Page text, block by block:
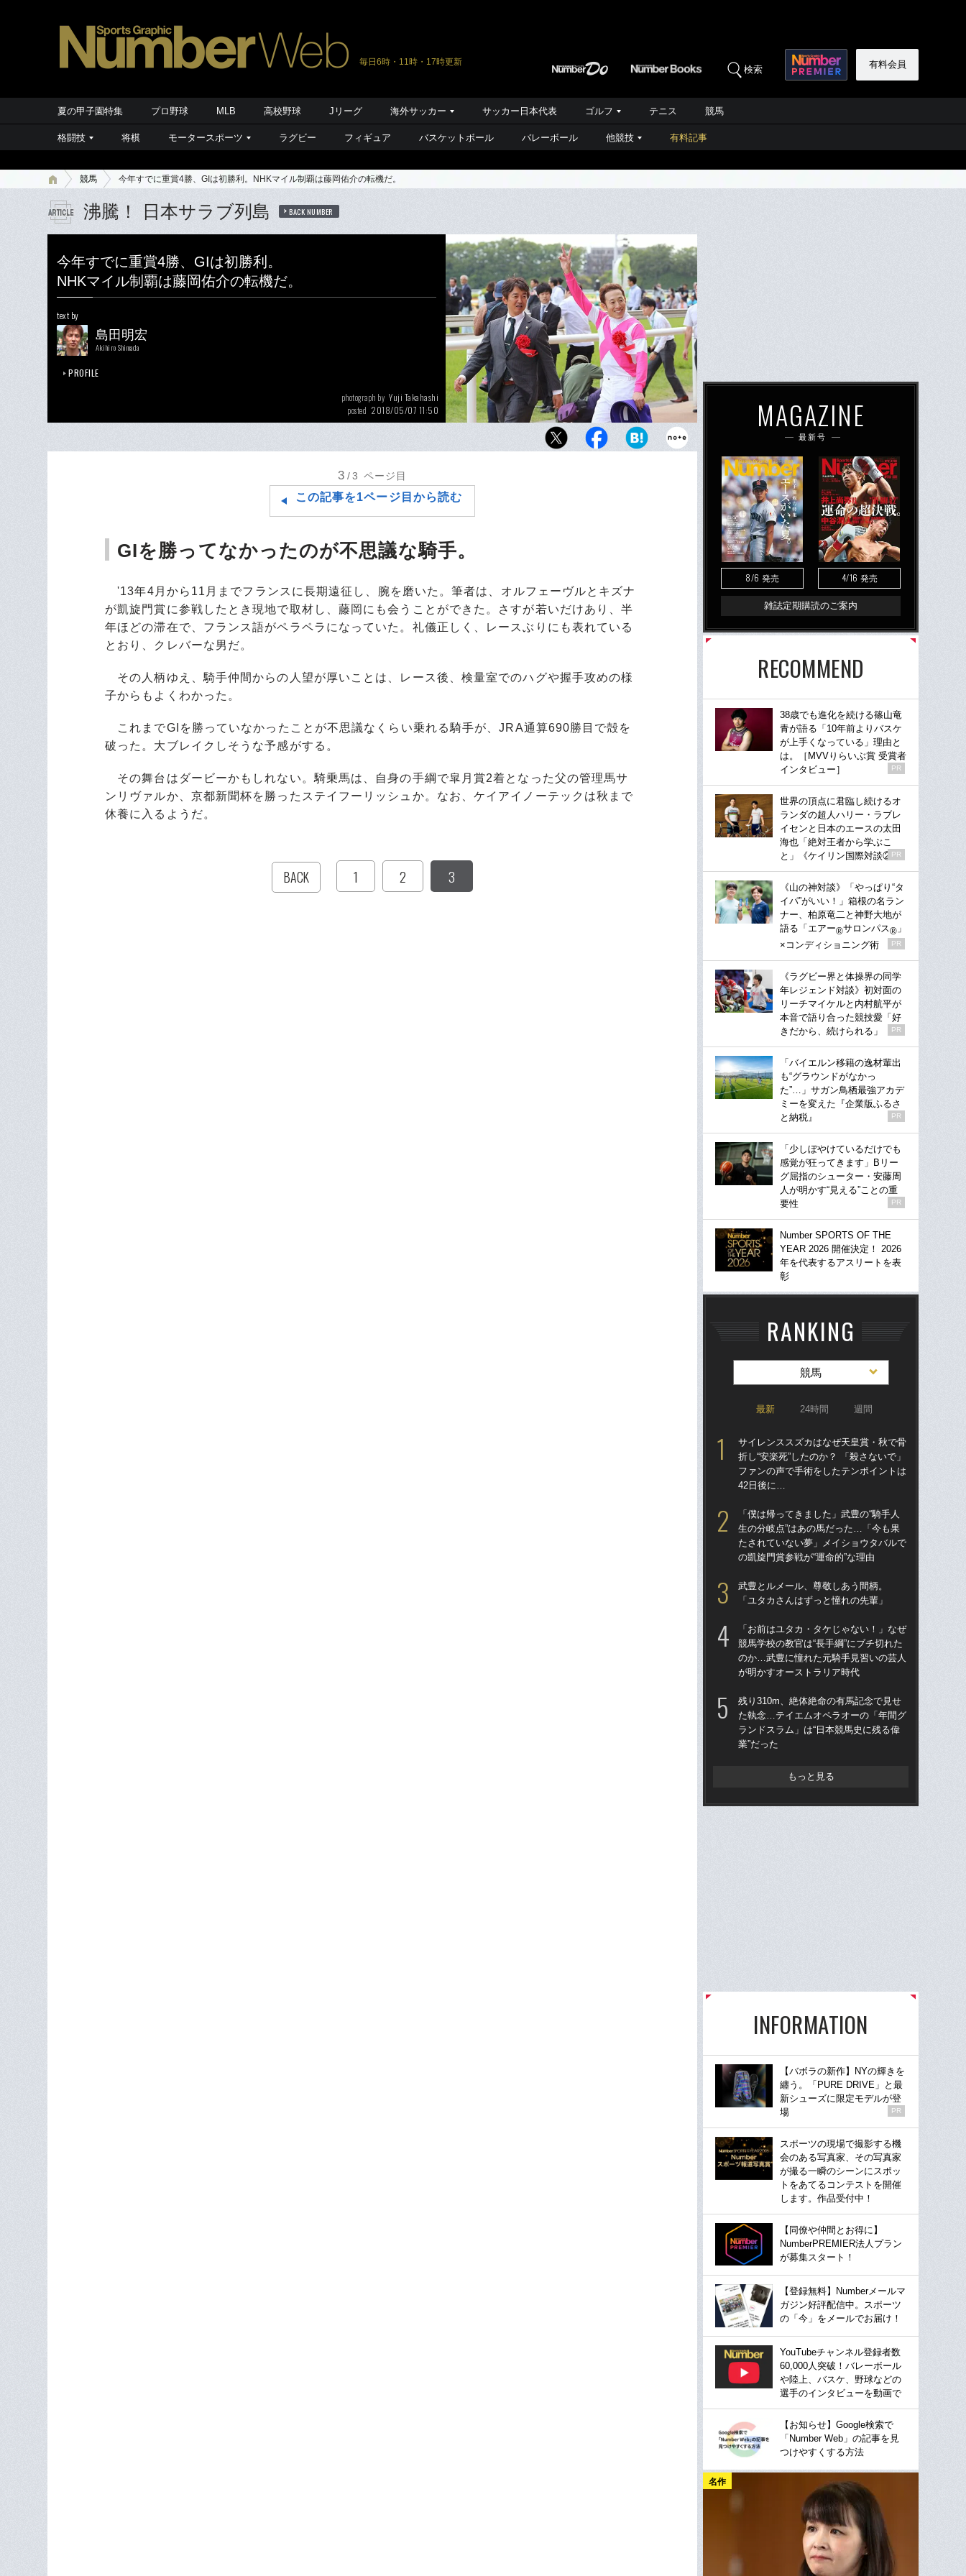
毎日6時・11時・17時更新
検索 有料会員
夏の甲子園特集 プロ野球 MLB 高校野球 Jリーグ 海外サッカー サッカー日本代表 ゴルフ テニス 競馬
格闘技 将棋 モータースポーツ ラグビー フィギュア バスケットボール バレーボール 他競技 有料記事
競馬 今年すでに重賞4勝、GIは初勝利。NHKマイル制覇は藤岡佑介の転機だ。
沸騰！ 日本サラブ列島 BACK NUMBER
今年すでに重賞4勝、GIは初勝利。
NHKマイル制覇は藤岡佑介の転機だ。
text by
島田明宏
Akihiro Shimada
PROFILE
photograph by Yuji Takahashi
posted 2018/05/07 11:50
藤岡佑介騎手は土曜日に京都新聞杯を勝ち、日曜日にNHK
3 /3 ページ目
この記事を1ページ目から読む
GIを勝ってなかったのが不思議な騎手。
'13年4月から11月までフランスに長期遠征し、腕を磨いた。筆者は、オルフェーヴルとキズナ
が凱旋門賞に参戦したとき現地で取材し、藤岡にも会うことができた。さすが若いだけあり、半
年ほどの滞在で、フランス語がペラペラになっていた。礼儀正しく、レースぶりにも表れている
とおり、クレバーな男だ。
その人柄ゆえ、騎手仲間からの人望が厚いことは、レース後、検量室でのハグや握手攻めの様
子からもよくわかった。
これまでGIを勝っていなかったことが不思議なくらい乗れる騎手が、JRA通算690勝目で殻を
破った。大ブレイクしそうな予感がする。
その舞台はダービーかもしれない。騎乗馬は、自身の手綱で皐月賞2着となった父の管理馬サ
ンリヴァルか、京都新聞杯を勝ったステイフーリッシュか。なお、ケイアイノーテックは秋まで
休養に入るようだ。
BACK 1 2 3
MAGAZINE
最新号
8/6 発売 4/16 発売
雑誌定期購読のご案内
RECOMMEND
38歳でも進化を続ける篠山竜
青が語る「10年前よりバスケ
が上手くなっている」理由と
は。［MVVりらいぶ賞 受賞者
インタビュー］
PR
世界の頂点に君臨し続けるオ
ランダの超人ハリー・ラブレ
イセンと日本のエースの太田
海也「絶対王者から学ぶこ
と」《ケイリン国際対談②》
PR
《山の神対談》「やっぱり“タ
イパ”がいい！」箱根の名ラン
ナー、柏原竜二と神野大地が
語る「エアー®サロンパス® 」
×コンディショニング術
PR
《ラグビー界と体操界の同学
年レジェンド対談》初対面の
リーチマイケルと内村航平が
本音で語り合った競技愛「好
きだから、続けられる」
PR
「バイエルン移籍の逸材輩出
も“グラウンドがなかっ
た”…」サガン鳥栖最強アカデ
ミーを変えた『企業版ふるさ
と納税』
PR
「少しぼやけているだけでも
感覚が狂ってきます」Bリー
グ屈指のシューター・安藤周
人が明かす“見える”ことの重
要性
PR
Number SPORTS OF THE
YEAR 2026 開催決定！ 2026
年を代表するアスリートを表
彰
RANKING
競馬
最新 24時間 週間
サイレンススズカはなぜ天皇賞・秋で骨
折し“安楽死”したのか？ 「殺さないで」
ファンの声で手術をしたテンポイントは
42日後に…
「僕は帰ってきました」武豊の“騎手人
生の分岐点”はあの馬だった…「今も果
たされていない夢」メイショウタバルで
の凱旋門賞参戦が“運命的”な理由
武豊とルメール、尊敬しあう間柄。
「ユタカさんはずっと憧れの先輩」
「お前はユタカ・タケじゃない！」なぜ
競馬学校の教官は“長手綱”にブチ切れた
のか…武豊に憧れた元騎手見習いの芸人
が明かすオーストラリア時代
残り310m、絶体絶命の有馬記念で見せ
た執念…テイエムオペラオーの「年間グ
ランドスラム」は“日本競馬史に残る偉
業”だった
もっと見る
INFORMATION
【バボラの新作】NYの輝きを
纏う。「PURE DRIVE」と最
新シューズに限定モデルが登
場
PR
スポーツの現場で撮影する機
会のある写真家、その写真家
が撮る一瞬のシーンにスポッ
トをあてるコンテストを開催
します。作品受付中！
【同僚や仲間とお得に】
NumberPREMIER法人プラン
が募集スタート！
【登録無料】Numberメールマ
ガジン好評配信中。スポーツ
の「今」をメールでお届け！
YouTubeチャンネル登録者数
60,000人突破！バレーボール
や陸上、バスケ、野球などの
選手のインタビューを動画で
【お知らせ】Google検索で
「Number Web」の記事を見
つけやすくする方法
名作